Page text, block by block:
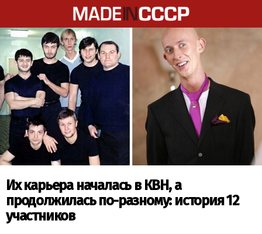
Их карьера началась в КВН, а
продолжилась по-разному: история 12
участников